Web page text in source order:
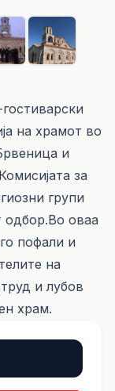
на храмот во
и
за
групи
одбор.Во оваа
пофали и
на
и лубов
храм.